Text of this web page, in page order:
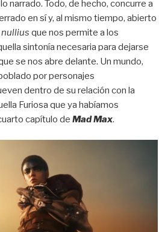
narrado. Todo, de hecho, concurre a
en sí y, al mismo tiempo, abierto
que nos permite a los
sintonía necesaria para dejarse
se nos abre delante. Un mundo,
por personajes
dentro de su relación con la
Furiosa que ya habíamos
capítulo de Mad Max.